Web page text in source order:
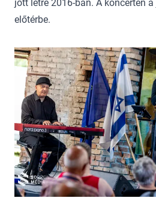
jött létre 2016-ban. A koncerten
előtérbe.